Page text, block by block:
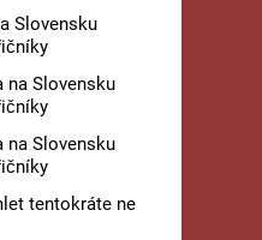
Slovensku
na Slovensku
na Slovensku
tentokráte ne